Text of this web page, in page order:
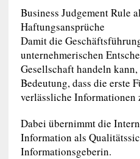
Business Judgement Rule
Haftungsansprüche
Damit die
unternehmerischen
Gesellschaft handeln
Bedeutung, dass die erste
verlässliche Informationen
Dabei übernimmt die
Information als
Informationsgeberin.